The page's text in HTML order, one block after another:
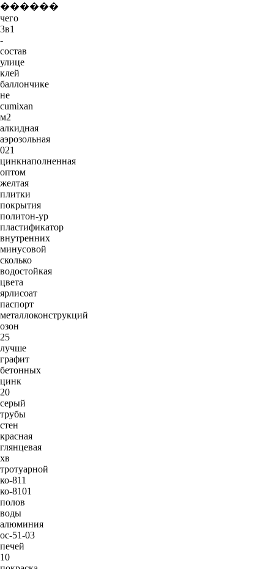
������
чего
3в1
-
состав
улице
клей
баллончике
не
cumixan
м2
алкидная
аэрозольная
021
цинкнаполненная
оптом
желтая
плитки
покрытия
политон-ур
пластификатор
внутренних
минусовой
сколько
водостойкая
цвета
ярлисоат
паспорт
металлоконструкций
озон
25
лучше
графит
бетонных
цинк
20
серый
трубы
стен
красная
глянцевая
хв
тротуарной
ко-811
ко-8101
полов
воды
алюминия
ос-51-03
печей
10